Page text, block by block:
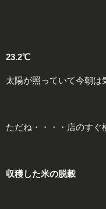
23.2℃
太陽が照っていて今朝は
ただね・・・・店のすぐ
収穫した米の脱穀